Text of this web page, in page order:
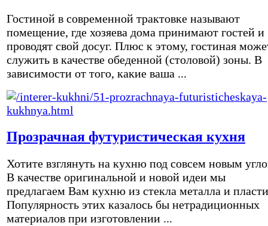
Гостиной в современной трактовке называют
помещение, где хозяева дома принимают гостей и
проводят свой досуг. Плюс к этому, гостиная
служить в качестве обеденной (столовой) зоны. В
зависимости от того, какие ваша ...
Прозрачная футуристическая кухня
Хотите взглянуть на кухню под совсем новым
В качестве оригинальной и новой идеи мы
предлагаем Вам кухню из стекла металла и
Популярность этих казалось бы нетрадиционных
материалов при изготовлении ...